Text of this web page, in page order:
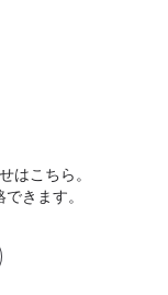
はこちら。
きます。